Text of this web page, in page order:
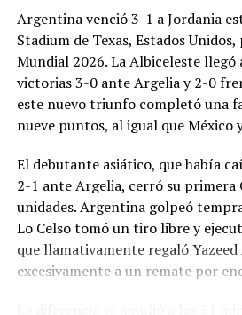
Argentina venció 3-1 a Jordania
Stadium de Texas, Estados
Mundial 2026. La Albiceleste
victorias 3-0 ante Argelia y 2-0
este nuevo triunfo completó una
nueve puntos, al igual que México
El debutante asiático, que había
2-1 ante Argelia, cerró su primera
unidades. Argentina golpeó
Lo Celso tomó un tiro libre y
que llamativamente regaló
excesivamente a un remate por